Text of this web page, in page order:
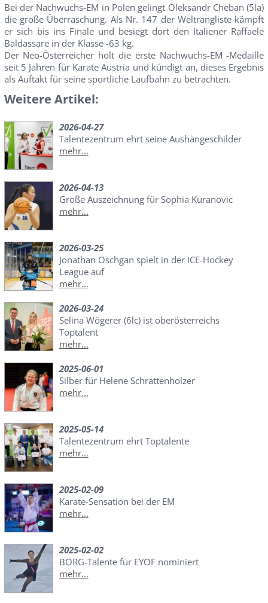
Bei der Nachwuchs-EM in Polen gelingt Oleksandr Cheban (5la)
die große Überraschung. Als Nr. 147 der Weltrangliste kämpft
er sich bis ins Finale und besiegt dort den Italiener Raffaele
Baldassare in der Klasse -63 kg.
Der Neo-Österreicher holt die erste Nachwuchs-EM -Medaille
seit 5 Jahren für Karate Austria und kündigt an, dieses Ergebnis
als Auftakt für seine sportliche Laufbahn zu betrachten.
Weitere Artikel:
2026-04-27
Talentezentrum ehrt seine Aushängeschilder
mehr...
2026-04-13
Große Auszeichnung für Sophia Kuranovic
mehr...
2026-03-25
Jonathan Oschgan spielt in der ICE-Hockey
League auf
mehr...
2026-03-24
Selina Wögerer (6lc) ist oberösterreichs
Toptalent
mehr...
2025-06-01
Silber für Helene Schrattenholzer
mehr...
2025-05-14
Talentezentrum ehrt Toptalente
mehr...
2025-02-09
Karate-Sensation bei der EM
mehr...
2025-02-02
BORG-Talente für EYOF nominiert
mehr...